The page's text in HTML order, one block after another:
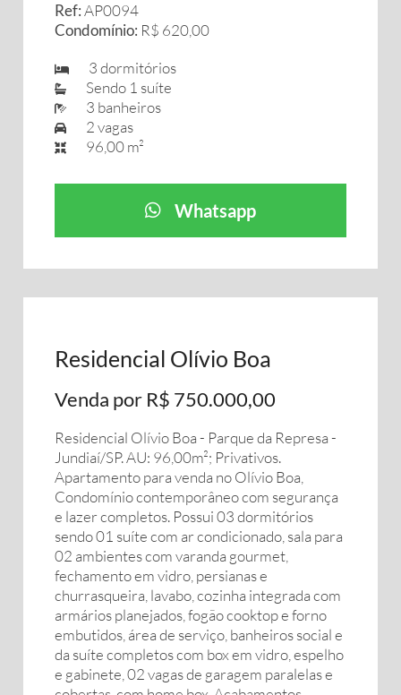
Ref:AP0094
Condomínio: R$ 620,00
3 dormitórios
Sendo 1 suíte
3 banheiros
2 vagas
96,00 m²
Whatsapp
Residencial Olívio Boa
Venda por R$ 750.000,00
Residencial Olívio Boa - Parque da Represa -
Jundiaí/SP. AU: 96,00m²; Privativos.
Apartamento para venda no Olívio Boa,
Condomínio contemporâneo com segurança
e lazer completos. Possui 03 dormitórios
sendo 01 suíte com ar condicionado, sala para
02 ambientes com varanda gourmet,
fechamento em vidro, persianas e
churrasqueira, lavabo, cozinha integrada com
armários planejados, fogão cooktop e forno
embutidos, área de serviço, banheiros social e
da suíte completos com box em vidro, espelho
e gabinete, 02 vagas de garagem paralelas e